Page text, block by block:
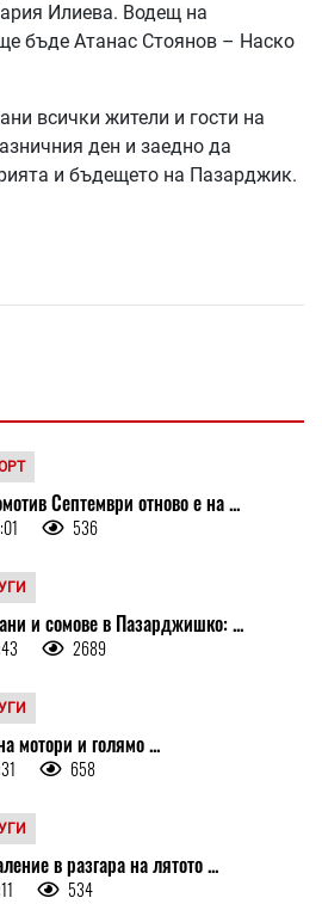
Илиева. Водещ на
бъде Атанас Стоянов – Наско
всички жители и гости на
ден и заедно да
и бъдещето на Пазарджик.
Септември отново е на ...
536
и сомове в Пазарджишко: ...
2689
мотори и голямо ...
658
в разгара на лятото ...
534